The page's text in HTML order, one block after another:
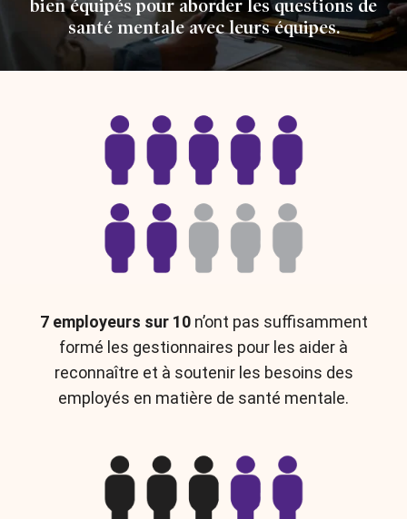
bien équipés pour aborder les questions de
santé mentale avec leurs équipes.
7 employeurs sur 10n’ont pas suffisamment
formé les gestionnaires pour les aider à
reconnaître et à soutenir les besoins des
employés en matière de santé mentale.